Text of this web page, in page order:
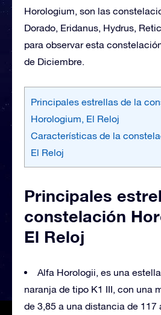
Horologium, son las
Dorado, Eridanus, Hydrus,
para observar esta
de Diciembre.
Principales estrellas de la
Horologium, El Reloj
Características de la
El Reloj
Principales
constelación
El Reloj
Alfa Horologii, es una
naranja de tipo K1 III, con una
de 3,85 a una distancia de 117